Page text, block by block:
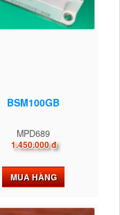
BSM100GB
MPD689
1.450.000 đ
MUA HÀNG